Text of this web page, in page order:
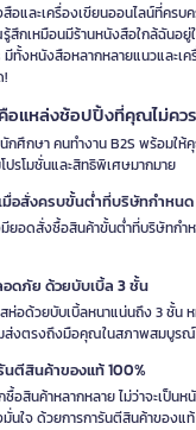
อและเครื่องเขียนออนไลน์ที่ครบ
สึกเหมือนมีร้านหนังสือใกล้ฉันอ
มีทั้งหนังสือหลากหลายแนวและ
!
คือแหล่งช้อปปิ้งที่คุณไม่คว
นักศึกษา คนทำงาน B2S พร้อม
รโมชั่นและสิทธิพิเศษมากมาย
มื่อสั่งครบขั้นต่ำที่บริษัทกำหนด
ยอดสั่งซื้อสินค้าขั้นต่ำที่บริษัทก
ดภัย ด้วยบับเบิ้ล 3 ชั้น
ห่อด้วยบับเบิ้ลหนาแน่นถึง 3 ชั้น
ส่งตรงถึงมือคุณในสภาพสมบูรณ์
ตีสินค้าของแท้ 100%
อสินค้าหลากหลาย ไม่ว่าจะเป็นห
นใจ ด้วยการการันตีสินค้าของแ